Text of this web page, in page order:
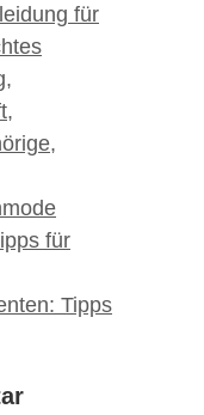
für
,
,
,
für
Tipps